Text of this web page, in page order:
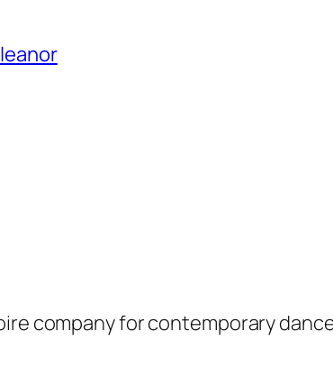
company for contemporary